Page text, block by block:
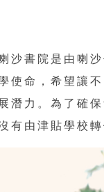
沙書院是由喇
使命，希望讓
潛力。為了確
有由津貼學校轉